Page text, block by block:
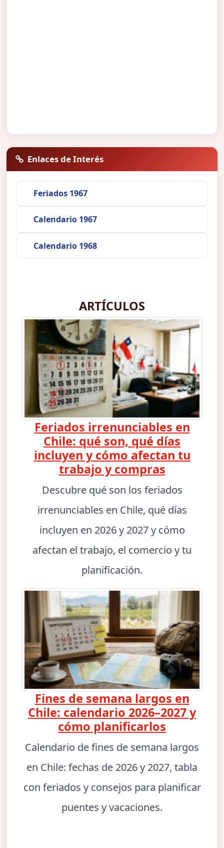
Enlaces de Interés
Feriados 1967
Calendario 1967
Calendario 1968
ARTÍCULOS
Feriados irrenunciables en
Chile: qué son, qué días
incluyen y cómo afectan tu
trabajo y compras
Descubre qué son los feriados
irrenunciables en Chile, qué días
incluyen en 2026 y 2027 y cómo
afectan el trabajo, el comercio y tu
planificación.
Fines de semana largos en
Chile: calendario 2026–2027 y
cómo planificarlos
Calendario de fines de semana largos
en Chile: fechas de 2026 y 2027, tabla
con feriados y consejos para planificar
puentes y vacaciones.